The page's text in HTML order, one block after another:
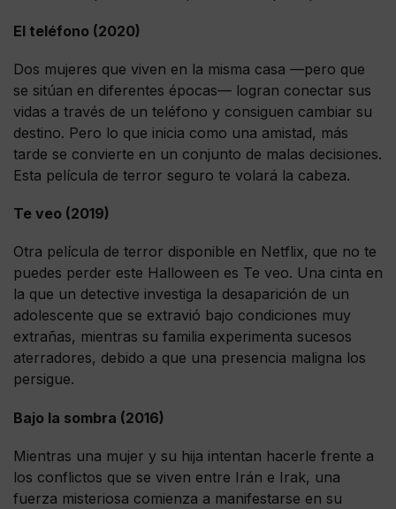
El teléfono (2020)
Dos mujeres que viven en la misma casa —pero que
se sitúan en diferentes épocas— logran conectar sus
vidas a través de un teléfono y consiguen cambiar su
destino. Pero lo que inicia como una amistad, más
tarde se convierte en un conjunto de malas decisiones.
Esta película de terror seguro te volará la cabeza.
Te veo (2019)
Otra película de terror disponible en Netflix, que no te
puedes perder este Halloween es Te veo. Una cinta en
la que un detective investiga la desaparición de un
adolescente que se extravió bajo condiciones muy
extrañas, mientras su familia experimenta sucesos
aterradores, debido a que una presencia maligna los
persigue.
Bajo la sombra (2016)
Mientras una mujer y su hija intentan hacerle frente a
los conflictos que se viven entre Irán e Irak, una
fuerza misteriosa comienza a manifestarse en su